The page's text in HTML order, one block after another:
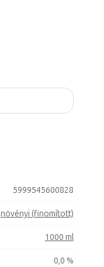
5999545600828
növényi (finomított)
1000 ml
0,0 %